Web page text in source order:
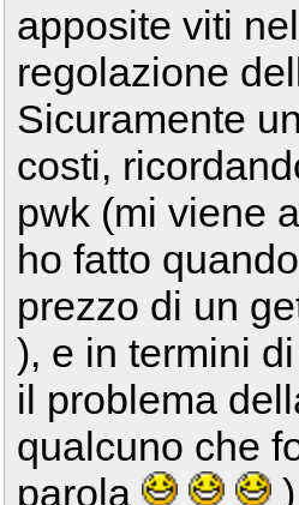
apposite viti
regolazione
Sicuramente
costi,
pwk (mi viene
ho fatto
prezzo di un
), e in termini
il problema
qualcuno che
parola